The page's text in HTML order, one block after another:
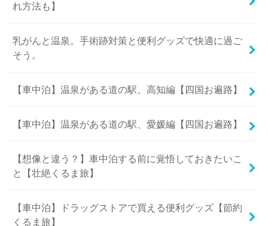
れ方法も】
乳がんと温泉。手術跡対策と便利グッズで快適に過ご
そう。
【車中泊】温泉がある道の駅、高知編【四国お遍路】
【車中泊】温泉がある道の駅、愛媛編【四国お遍路】
【想像と違う？】車中泊する前に覚悟しておきたいこ
と【壮絶くるま旅】
【車中泊】ドラッグストアで買える便利グッズ【節約
くるま旅】